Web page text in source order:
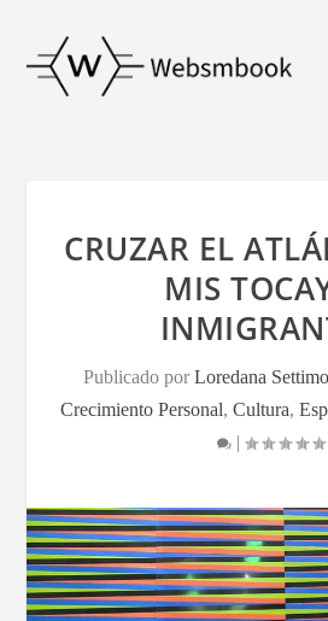
CRUZAR EL
MIS
Publicado porLoredana Settimo
Crecimiento Personal, Cultura,
|